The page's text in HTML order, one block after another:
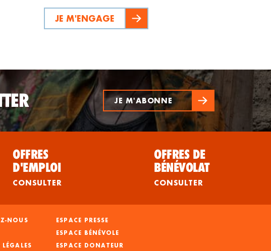
JE M'ENGAGE
JE M'ABONNE
OFFRES
D'EMPLOI
CONSULTER
OFFRES DE
BÉNÉVOLAT
CONSULTER
NOUS
ESPACE PRESSE
ESPACE BÉNÉVOLE
ESPACE DONATEUR